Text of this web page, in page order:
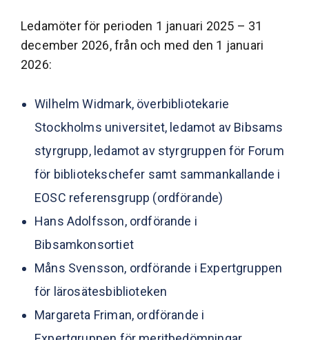
Ledamöter för perioden 1 januari 2025 – 31
december 2026, från och med den 1 januari
2026:
Wilhelm Widmark, överbibliotekarie
Stockholms universitet, ledamot av Bibsams
styrgrupp, ledamot av styrgruppen för Forum
för bibliotekschefer samt samman­kallande i
EOSC referensgrupp (ordförande)
Hans Adolfsson, ordförande i
Bibsamkonsortiet
Måns Svensson, ordförande i Expertgruppen
för lärosätesbiblioteken
Margareta Friman, ordförande i